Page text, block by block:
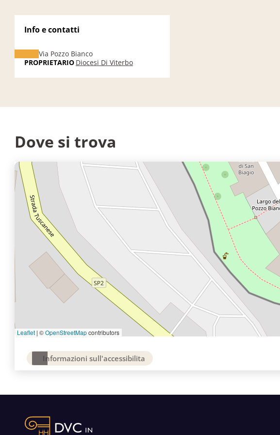
Info e contatti
Via Pozzo Bianco
PROPRIETARIO Diocesi Di Viterbo
Dove si trova
Leaflet | ©OpenStreetMapcontributors
Informazioni sull'accessibilita